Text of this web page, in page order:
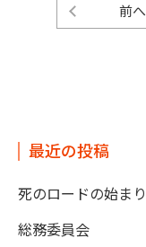
前へ
最近の投稿
死のロードの始まり
総務委員会